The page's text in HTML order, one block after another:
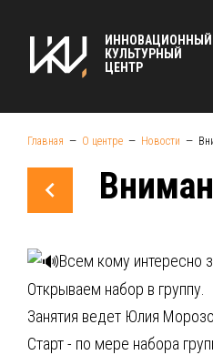
ИННОВАЦИОННЫЙ
КУЛЬТУРНЫЙ
ЦЕНТР
Главная О центре Новости
Всем кому интересно
Открываем набор в группу.
Занятия ведет Юлия
Старт - по мере набора